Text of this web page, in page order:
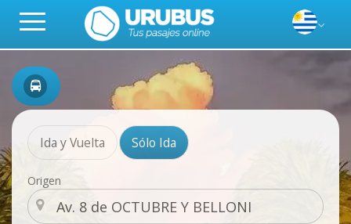
Ida y Vuelta Sólo Ida
Origen